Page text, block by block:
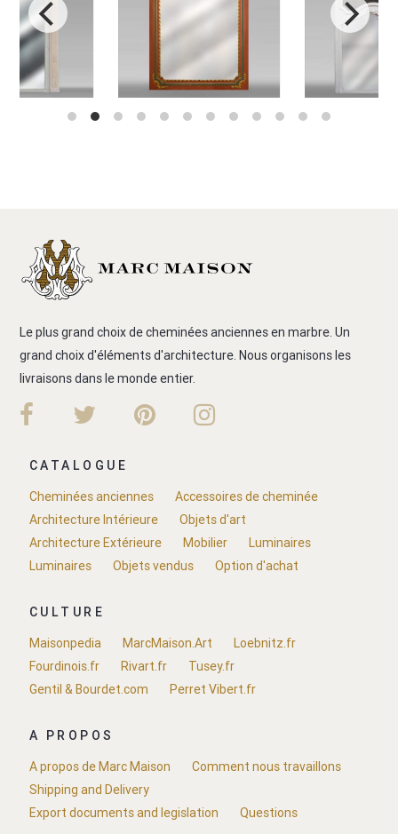
Le plus grand choix de cheminées anciennes en marbre. Un
grand choix d'éléments d'architecture. Nous organisons les
livraisons dans le monde entier.
CATALOGUE
Cheminées anciennes
Accessoires de cheminée
Architecture Intérieure
Objets d'art
Architecture Extérieure
Mobilier
Luminaires
Luminaires
Objets vendus Option d'achat
CULTURE
Maisonpedia
MarcMaison.Art
Loebnitz.fr
Fourdinois.fr
Rivart.fr
Tusey.fr
Gentil & Bourdet.com
Perret Vibert.fr
A PROPOS
A propos de Marc Maison
Comment nous travaillons
Shipping and Delivery
Export documents and legislation
Questions